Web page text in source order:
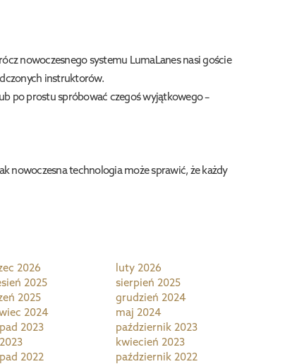
nowoczesnego systemu LumaLanes nasi goście
instruktorów.
po prostu spróbować czegoś wyjątkowego –
nowoczesna technologia może sprawić, że każdy
2026
luty 2026
2025
sierpień 2025
2025
grudzień 2024
2024
maj 2024
2023
październik 2023
kwiecień 2023
2022
październik 2022